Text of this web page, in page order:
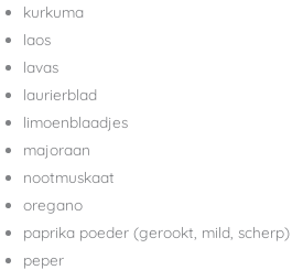
kurkuma
laos
lavas
laurierblad
limoenblaadjes
majoraan
nootmuskaat
oregano
paprika poeder (gerookt, mild, scherp)
peper